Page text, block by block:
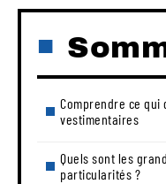
Comprendre ce
vestimentaires
Quels sont les
particularités ?